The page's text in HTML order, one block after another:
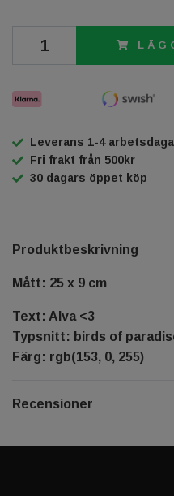
Leverans 1-4
Fri frakt från 500kr
30 dagars öppet köp
Produktbeskrivning
Mått: 25 x 9 cm
Text: Alva <3
Typsnitt: birds of
Färg: rgb(153, 0, 255)
Recensioner